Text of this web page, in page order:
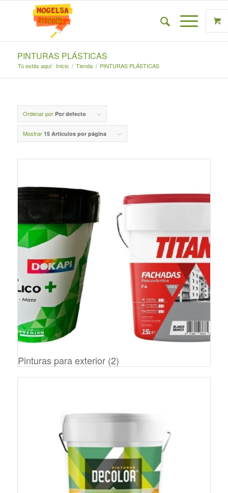
PINTURAS PLÁSTICAS
Tú estás aquí: Inicio / Tienda / PINTURAS PLÁSTICAS
Ordenar por Por defecto
Mostrar 15 Artículos por página
Pinturas para exterior (2)